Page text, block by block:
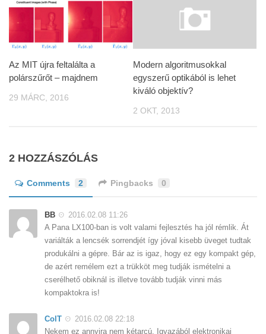
Az MIT újra feltalálta a
polárszűrőt – majdnem
29 MÁRC, 2016
Modern algoritmusokkal
egyszerű optikából is lehet
kiváló objektív?
2 OKT, 2013
2 HOZZÁSZÓLÁS
Comments 2 Pingbacks 0
BB
2016.02.08 11:26
A Pana LX100-ban is volt valami fejlesztés ha jól rémlik. Át
variálták a lencsék sorrendjét így jóval kisebb üveget tudtak
produkálni a gépre. Bár az is igaz, hogy ez egy kompakt gép,
de azért remélem ezt a trükköt meg tudják ismételni a
cserélhető obiknál is illetve tovább tudják vinni más
kompaktokra is!
ColT
2016.02.08 22:18
Nekem ez annyira nem kétarcú. Igyazából elektronikai